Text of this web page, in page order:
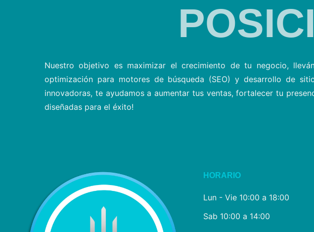
Nuestro objetivo es maximizar el crecimiento de tu negocio,
optimización para motores de búsqueda (SEO) y desarrollo de
innovadoras, te ayudamos a aumentar tus ventas, fortalecer tu
diseñadas para el éxito!
HORARIO
Lun - Vie 10:00 a 18:00
Sab 10:00 a 14:00